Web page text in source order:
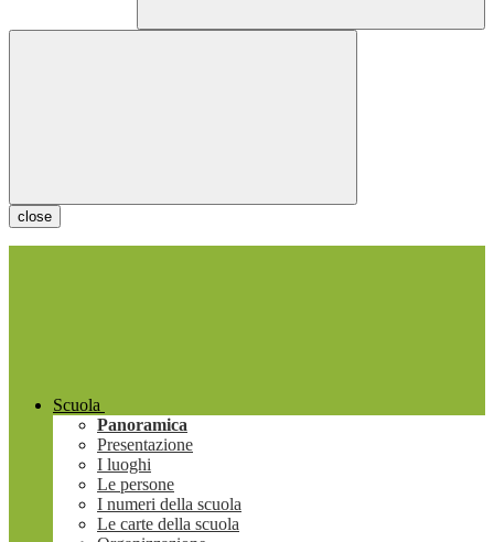
close
Scuola
Panoramica
Presentazione
I luoghi
Le persone
I numeri della scuola
Le carte della scuola